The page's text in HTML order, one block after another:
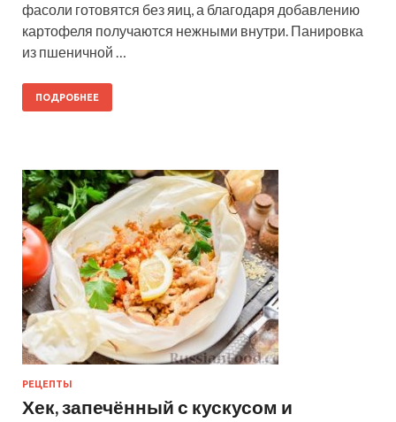
фасоли готовятся без яиц, а благодаря добавлению
картофеля получаются нежными внутри. Панировка
из пшеничной …
ПОДРОБНЕЕ
РЕЦЕПТЫ
Хек, запечённый с кускусом и